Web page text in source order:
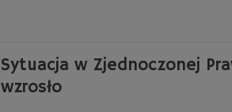
Sytuacja w Zjednoczonej
wzrosło